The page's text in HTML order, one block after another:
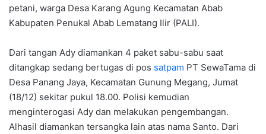
petani, warga Desa Karang Agung Kecamatan Abab
Kabupaten Penukal Abab Lematang Ilir (PALI).
Dari tangan Ady diamankan 4 paket sabu-sabu saat
ditangkap sedang bertugas di pos satpam PT SewaTama di
Desa Panang Jaya, Kecamatan Gunung Megang, Jumat
(18/12) sekitar pukul 18.00. Polisi kemudian
menginterogasi Ady dan melakukan pengembangan.
Alhasil diamankan tersangka lain atas nama Santo. Dari